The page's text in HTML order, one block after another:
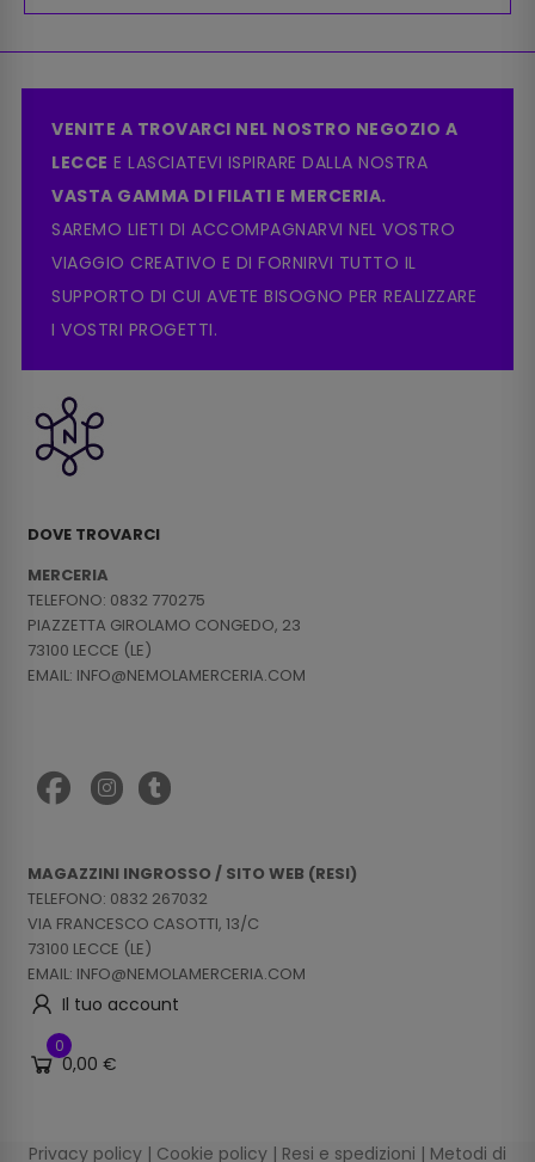
VENITE A TROVARCI NEL NOSTRO NEGOZIO A
LECCE E LASCIATEVI ISPIRARE DALLA NOSTRA
VASTA GAMMA DI FILATI E MERCERIA.
SAREMO LIETI DI ACCOMPAGNARVI NEL VOSTRO
VIAGGIO CREATIVO E DI FORNIRVI TUTTO IL
SUPPORTO DI CUI AVETE BISOGNO PER REALIZZARE
I VOSTRI PROGETTI.
DOVE TROVARCI
MERCERIA
TELEFONO: 0832 770275
PIAZZETTA GIROLAMO CONGEDO, 23
73100 LECCE (LE)
EMAIL: INFO@NEMOLAMERCERIA.COM
MAGAZZINI INGROSSO / SITO WEB (RESI)
TELEFONO: 0832 267032
VIA FRANCESCO CASOTTI, 13/C
73100 LECCE (LE)
EMAIL: INFO@NEMOLAMERCERIA.COM
Il tuo account
0
0,00 €
Privacy policy | Cookie policy | Resi e spedizioni | Metodi di